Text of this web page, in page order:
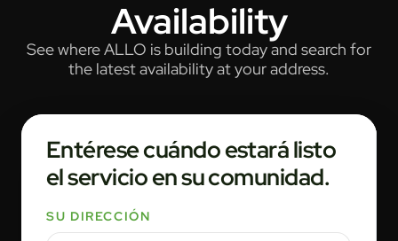
Availability
See where ALLO is building today and search for
the latest availability at your address.
Entérese cuándo estará listo
el servicio en su comunidad.
SU DIRECCIÓN